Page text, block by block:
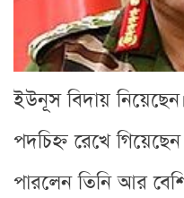
ইউনূস বিদায়
পদচিহ্ন রেখে
পারলেন তিনি আর